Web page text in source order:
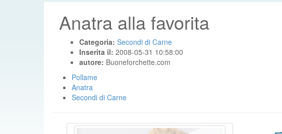
Anatra alla favorita
Categoria: Secondi di Carne
Inserita il: 2008-05-31 10:58:00
autore: Buoneforchette.com
Pollame
Anatra
Secondi di Carne